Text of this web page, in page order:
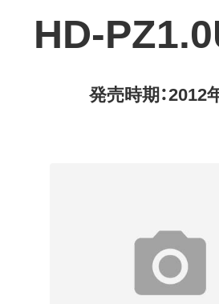
HD-
発売時期：2012